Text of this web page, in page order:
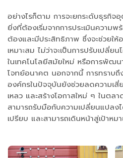
อย่างไรก็ตาม การจะยกระดับธุรกิจ
ยิ่งที่ต้องเริ่มจากการประเมินความ
ต้องและมีประสิทธิภาพ ซึ่งจะช่วยใ
เหมาะสม ไม่ว่าจะเป็นการปรับเปลี่
ในเทคโนโลยีสมัยใหม่ หรือการพัฒ
โจทย์อนาคต นอกจากนี้ การทราบ
องค์กรในปัจจุบันยังช่วยลดความเสี่
เหลว และสร้างโอกาสใหม่ ๆ ในต
สามารถรับมือกับความเปลี่ยนแปลง
เปรียบ และสามารถเดินหน้าสู่เป้าห